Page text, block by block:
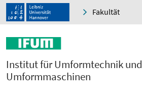
Fakultät
Institut für Umformtechnik und
Umformmaschinen